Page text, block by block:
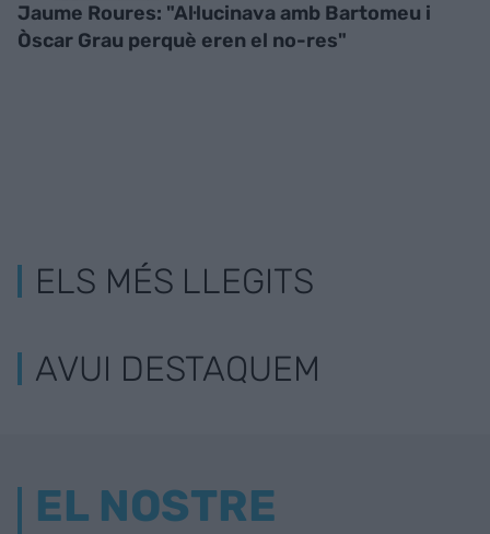
Jaume Roures: "Al·lucinava amb Bartomeu i
Òscar Grau perquè eren el no-res"
ELS MÉS LLEGITS
AVUI DESTAQUEM
EL NOSTRE